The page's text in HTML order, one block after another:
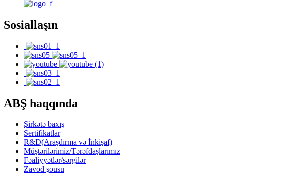
Sosiallaşın
ABŞ haqqında
Şirkətə baxış
Sertifikatlar
R&D(Araşdırma və İnkişaf)
Müştərilərimiz/Tərəfdaşlarımız
Fəaliyyətlər/sərgilər
Zavod şousu